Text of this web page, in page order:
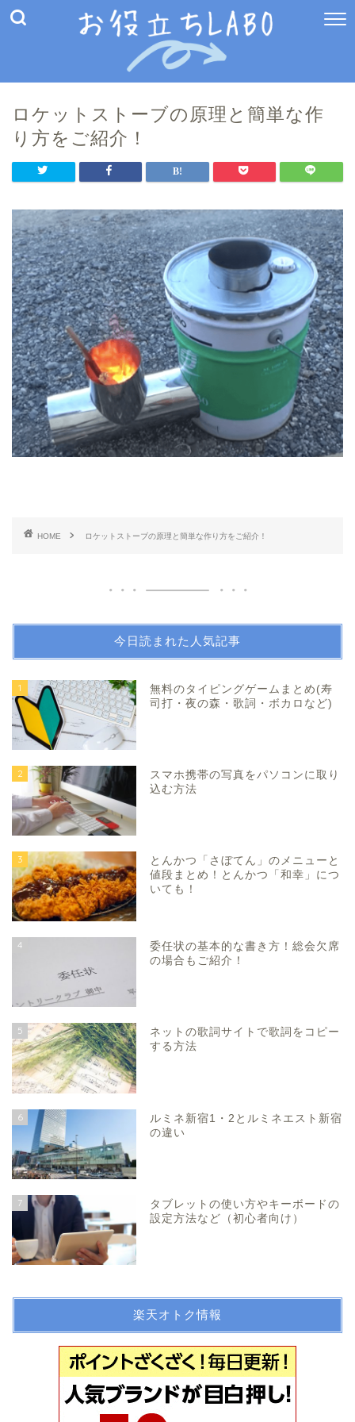
ロケットストーブの原理と簡単な作
り方をご紹介！
HOME ロケットストーブの原理と簡単な作り方をご紹介！
今日読まれた人気記事
1
無料のタイピングゲームまとめ(寿
司打・夜の森・歌詞・ボカロなど)
2
スマホ携帯の写真をパソコンに取り
込む方法
3
とんかつ「さぼてん」のメニューと
値段まとめ！とんかつ「和幸」につ
いても！
4
委任状の基本的な書き方！総会欠席
の場合もご紹介！
5
ネットの歌詞サイトで歌詞をコピー
する方法
6
ルミネ新宿1・2とルミネエスト新宿
の違い
7
タブレットの使い方やキーボードの
設定方法など（初心者向け）
楽天オトク情報